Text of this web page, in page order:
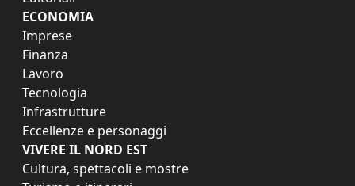
ECONOMIA
Imprese
Finanza
Lavoro
Tecnologia
Infrastrutture
Eccellenze e personaggi
VIVERE IL NORD EST
Cultura, spettacoli e mostre